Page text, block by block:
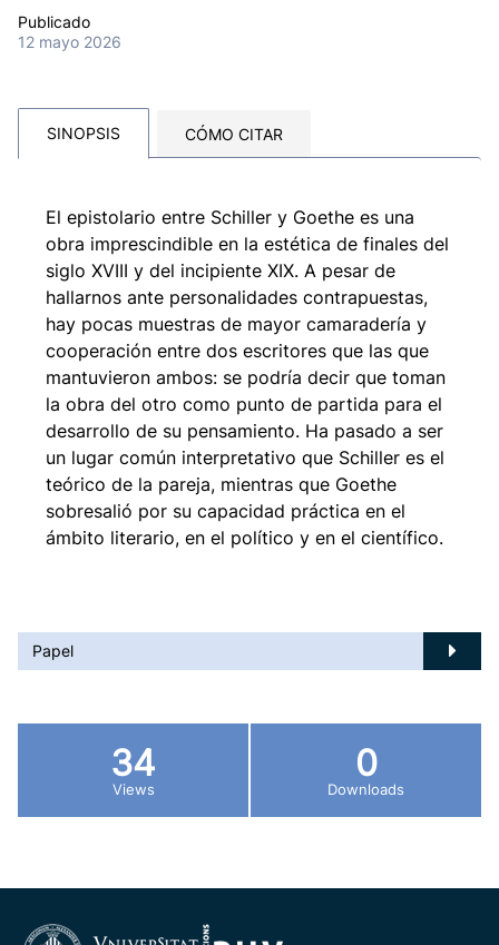
Publicado
12 mayo 2026
SINOPSIS CÓMO CITAR
El epistolario entre Schiller y Goethe es una
obra imprescindible en la estética de finales del
siglo XVIII y del incipiente XIX. A pesar de
hallarnos ante personalidades contrapuestas,
hay pocas muestras de mayor camaradería y
cooperación entre dos escritores que las que
mantuvieron ambos: se podría decir que toman
la obra del otro como punto de partida para el
desarrollo de su pensamiento. Ha pasado a ser
un lugar común interpretativo que Schiller es el
teórico de la pareja, mientras que Goethe
sobresalió por su capacidad práctica en el
ámbito literario, en el político y en el científico.
Papel
34
Views
0
Downloads